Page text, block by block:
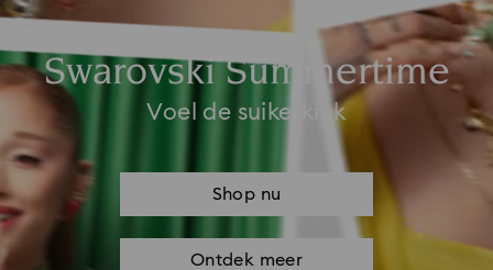
Swarovski Summertime
Voel de suikerkick
Shop nu
Ontdek meer